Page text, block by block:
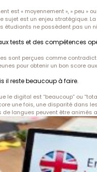
est « moyennement », » peu »
sujet est un enjeu stratégique.
étudiants ne possèdent pas un
tests et des compétences
sont perçues comme
pour obtenir un bon score
il reste beaucoup à faire.
le digital est “beaucoup” ou
une fois, une disparité dans
de langues peuvent être animés